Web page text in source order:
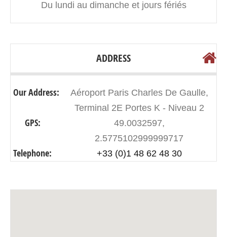
Du lundi au dimanche et jours fériés
ADDRESS
Our Address:
Aéroport Paris Charles De Gaulle,
Terminal 2E Portes K - Niveau 2
GPS:
49.0032597,
2.5775102999999717
Telephone: +33 (0)1 48 62 48 30